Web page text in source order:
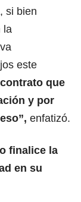
si bien
la
este
que
y por
enfatizó.
finalice la
en su